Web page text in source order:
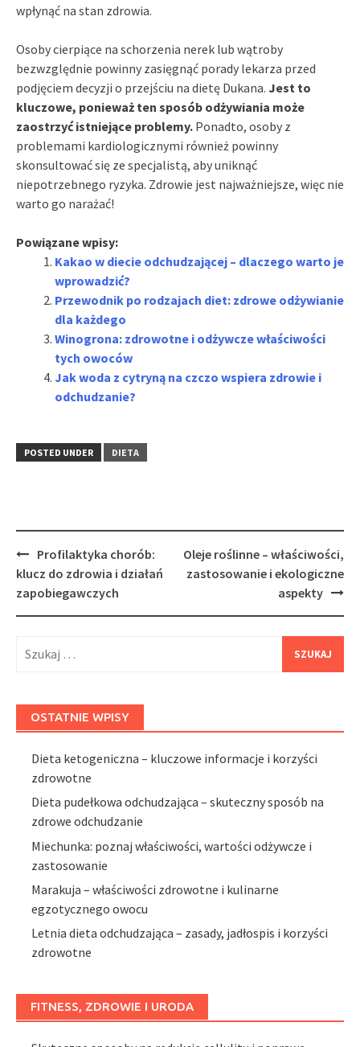
wpłynąć na stan zdrowia.
Osoby cierpiące na schorzenia nerek lub wątroby
bezwzględnie powinny zasięgnąć porady lekarza przed
podjęciem decyzji o przejściu na dietę Dukana. Jest to
kluczowe, ponieważ ten sposób odżywiania może
zaostrzyć istniejące problemy. Ponadto, osoby z
problemami kardiologicznymi również powinny
skonsultować się ze specjalistą, aby uniknąć
niepotrzebnego ryzyka. Zdrowie jest najważniejsze, więc nie
warto go narażać!
Powiązane wpisy:
Kakao w diecie odchudzającej – dlaczego warto je
wprowadzić?
Przewodnik po rodzajach diet: zdrowe odżywianie
dla każdego
Winogrona: zdrowotne i odżywcze właściwości
tych owoców
Jak woda z cytryną na czczo wspiera zdrowie i
odchudzanie?
POSTED UNDER DIETA
Post
navigation
Profilaktyka chorób:
klucz do zdrowia i działań
zapobiegawczych
Oleje roślinne – właściwości,
zastosowanie i ekologiczne
aspekty
OSTATNIE WPISY
Dieta ketogeniczna – kluczowe informacje i korzyści
zdrowotne
Dieta pudełkowa odchudzająca – skuteczny sposób na
zdrowe odchudzanie
Miechunka: poznaj właściwości, wartości odżywcze i
zastosowanie
Marakuja – właściwości zdrowotne i kulinarne
egzotycznego owocu
Letnia dieta odchudzająca – zasady, jadłospis i korzyści
zdrowotne
FITNESS, ZDROWIE I URODA